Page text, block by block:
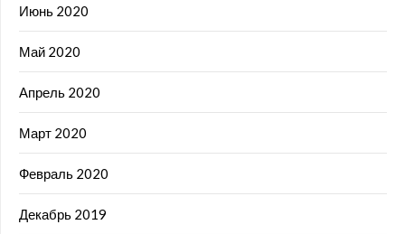
Июнь 2020
Май 2020
Апрель 2020
Март 2020
Февраль 2020
Декабрь 2019